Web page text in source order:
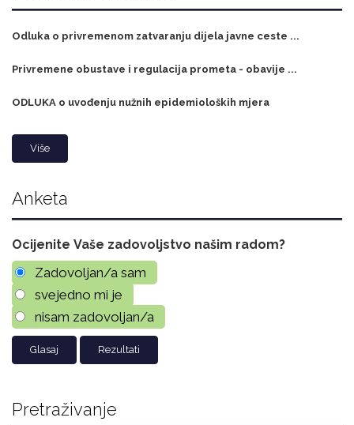
Odluka o privremenom zatvaranju dijela javne ceste ...
Privremene obustave i regulacija prometa - obavije ...
ODLUKA o uvođenju nužnih epidemioloških mjera
Više
Anketa
Ocijenite Vaše zadovoljstvo našim radom?
Zadovoljan/a sam
svejedno mi je
nisam zadovoljan/a
Rezultati
Pretraživanje